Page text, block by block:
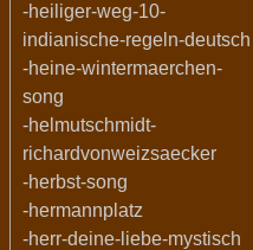
-heiliger-weg-10-
indianische-regeln-deutsch
-heine-wintermaerchen-
song
-helmutschmidt-
richardvonweizsaecker
-herbst-song
-hermannplatz
-herr-deine-liebe-mystisch